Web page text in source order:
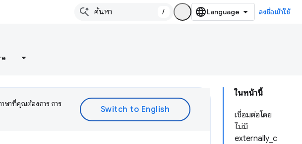
/ ลงชื่อเข้าใช้
ในหน้านี้
เชื่อมต่อโดย
ไม่มี
externally_c
าษาที่คุณต้องการ การ